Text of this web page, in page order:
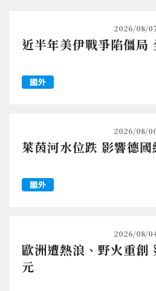
2026/08/
近半年美伊戰爭陷僵局
國外
2026/08/
萊茵河水位跌 影響德
國外
2026/08/
歐洲遭熱浪、野火重創
元